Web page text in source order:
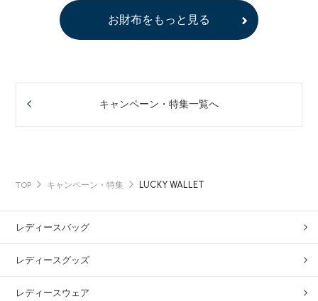
お財布をもっと見る
キャンペーン・特集一覧へ
TOP キャンペーン・特集 LUCKY WALLET
レディースバッグ
レディースグッズ
レディースウェア